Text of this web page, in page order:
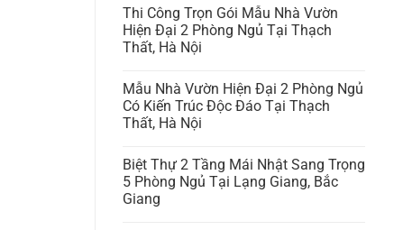
BY
ANTONKILL
Thi Công Trọn Gói Mẫu Nhà Vườn
Hiện Đại 2 Phòng Ngủ Tại Thạch
Thất, Hà Nội
Mẫu Nhà Vườn Hiện Đại 2 Phòng Ngủ
Có Kiến Trúc Độc Đáo Tại Thạch
Thất, Hà Nội
Biệt Thự 2 Tầng Mái Nhật Sang Trọng
5 Phòng Ngủ Tại Lạng Giang, Bắc
Giang